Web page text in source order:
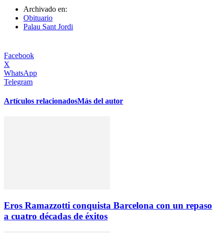
Archivado en:
Obituario
Palau Sant Jordi
Facebook
X
WhatsApp
Telegram
Artículos relacionadosMás del autor
Eros Ramazzotti conquista Barcelona con un repaso
a cuatro décadas de éxitos